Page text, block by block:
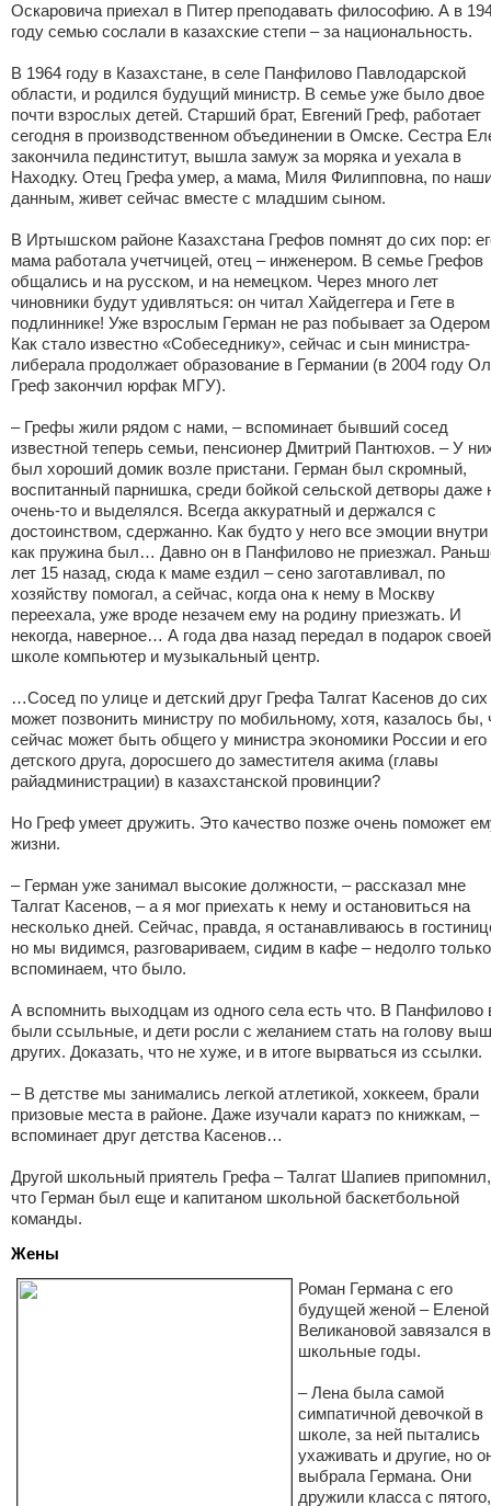
Оскаровича приехал в Питер преподавать философию. А в
году семью сослали в казахские степи – за национальность.
В 1964 году в Казахстане, в селе Панфилово Павлодарской
области, и родился будущий министр. В семье уже было двое
почти взрослых детей. Старший брат, Евгений Греф, работает
сегодня в производственном объединении в Омске. Сестра
закончила пединститут, вышла замуж за моряка и уехала в
Находку. Отец Грефа умер, а мама, Миля Филипповна, по
данным, живет сейчас вместе с младшим сыном.
В Иртышском районе Казахстана Грефов помнят до сих пор:
мама работала учетчицей, отец – инженером. В семье Грефов
общались и на русском, и на немецком. Через много лет
чиновники будут удивляться: он читал Хайдеггера и Гете в
подлиннике! Уже взрослым Герман не раз побывает за
Как стало известно «Собеседнику», сейчас и сын министра-
либерала продолжает образование в Германии (в 2004 году
Греф закончил юрфак МГУ).
– Грефы жили рядом с нами, – вспоминает бывший сосед
известной теперь семьи, пенсионер Дмитрий Пантюхов. – У
был хороший домик возле пристани. Герман был скромный,
воспитанный парнишка, среди бойкой сельской детворы даже
очень-то и выделялся. Всегда аккуратный и держался с
достоинством, сдержанно. Как будто у него все эмоции внутри
как пружина был… Давно он в Панфилово не приезжал.
лет 15 назад, сюда к маме ездил – сено заготавливал, по
хозяйству помогал, а сейчас, когда она к нему в Москву
переехала, уже вроде незачем ему на родину приезжать. И
некогда, наверное… А года два назад передал в подарок своей
школе компьютер и музыкальный центр.
…Сосед по улице и детский друг Грефа Талгат Касенов до сих
может позвонить министру по мобильному, хотя, казалось бы,
сейчас может быть общего у министра экономики России и его
детского друга, доросшего до заместителя акима (главы
райадминистрации) в казахстанской провинции?
Но Греф умеет дружить. Это качество позже очень поможет
жизни.
– Герман уже занимал высокие должности, – рассказал мне
Талгат Касенов, – а я мог приехать к нему и остановиться на
несколько дней. Сейчас, правда, я останавливаюсь в
но мы видимся, разговариваем, сидим в кафе – недолго
вспоминаем, что было.
А вспомнить выходцам из одного села есть что. В Панфилово
были ссыльные, и дети росли с желанием стать на голову
других. Доказать, что не хуже, и в итоге вырваться из ссылки.
– В детстве мы занимались легкой атлетикой, хоккеем, брали
призовые места в районе. Даже изучали каратэ по книжкам, –
вспоминает друг детства Касенов…
Другой школьный приятель Грефа – Талгат Шапиев припомнил,
что Герман был еще и капитаном школьной баскетбольной
команды.
Жены
Роман Германа с его
будущей женой – Еленой
Великановой завязался в
школьные годы.
– Лена была самой
симпатичной девочкой в
школе, за ней пытались
ухаживать и другие, но
выбрала Германа. Они
дружили класса с